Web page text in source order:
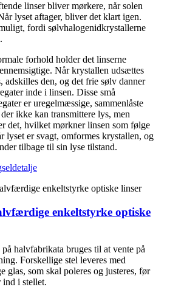
linser bliver mørkere, når solen
lyset aftager, bliver det klart igen.
fordi sølvhalogenidkrystallerne
forhold holder det linserne
Når krystallen udsættes
adskilles den, og det frie sølv danner
inde i linsen. Disse små
er uregelmæssige, sammenlåste
ikke kan transmittere lys, men
det, hvilket mørkner linsen som følge
lyset er svagt, omformes krystallen, og
tilbage til sin lyse tilstand.
detalje
enkeltstyrke optiske
på halvfabrikata bruges til at vente på
Forskellige stel leveres med
glas, som skal poleres og justeres, før
ind i stellet.